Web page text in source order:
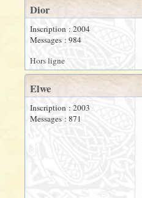
Dior
Inscription : 2004
Messages : 984
Hors ligne
Elwe
Inscription : 2003
Messages : 871